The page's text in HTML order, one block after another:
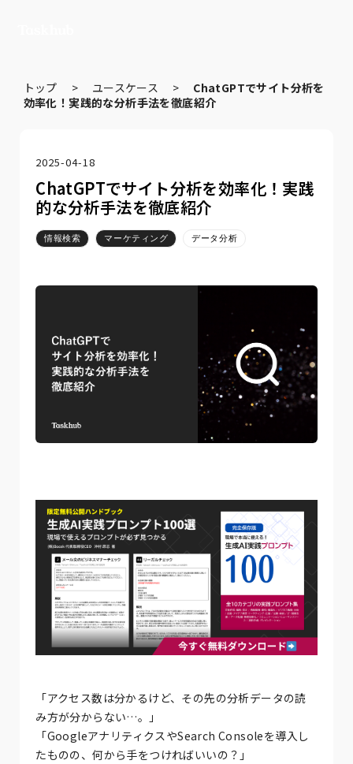
トップ > ユースケース > ChatGPTでサイト分析を
効率化！実践的な分析手法を徹底紹介
2025-04-18
ChatGPTでサイト分析を効率化！実践
的な分析手法を徹底紹介
情報検索 マーケティング データ分析
「アクセス数は分かるけど、その先の分析データの読
み方が分からない…。」
「GoogleアナリティクスやSearch Consoleを導入し
たものの、何から手をつければいいの？」